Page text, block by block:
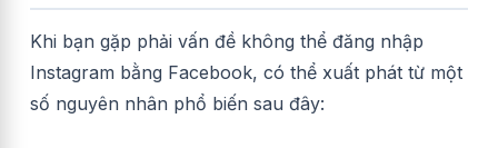
Khi bạn gặp phải vấn đề không thể đăng nhập
Instagram bằng Facebook, có thể xuất phát từ một
số nguyên nhân phổ biến sau đây: